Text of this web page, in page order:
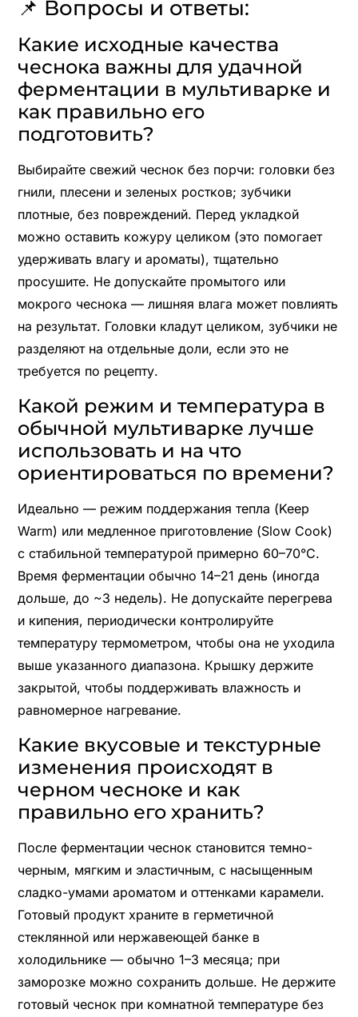
📌 Вопросы и ответы:
Какие исходные качества
чеснока важны для удачной
ферментации в мультиварке и
как правильно его
подготовить?
Выбирайте свежий чеснок без порчи: головки без
гнили, плесени и зеленых ростков; зубчики
плотные, без повреждений. Перед укладкой
можно оставить кожуру целиком (это помогает
удерживать влагу и ароматы), тщательно
просушите. Не допускайте промытого или
мокрого чеснока — лишняя влага может повлиять
на результат. Головки кладут целиком, зубчики не
разделяют на отдельные доли, если это не
требуется по рецепту.
Какой режим и температура в
обычной мультиварке лучше
использовать и на что
ориентироваться по времени?
Идеально — режим поддержания тепла (Keep
Warm) или медленное приготовление (Slow Cook)
с стабильной температурой примерно 60–70°C.
Время ферментации обычно 14–21 день (иногда
дольше, до ~3 недель). Не допускайте перегрева
и кипения, периодически контролируйте
температуру термометром, чтобы она не уходила
выше указанного диапазона. Крышку держите
закрытой, чтобы поддерживать влажность и
равномерное нагревание.
Какие вкусовые и текстурные
изменения происходят в
черном чесноке и как
правильно его хранить?
После ферментации чеснок становится темно-
черным, мягким и эластичным, с насыщенным
сладко-умами ароматом и оттенками карамели.
Готовый продукт храните в герметичной
стеклянной или нержавеющей банке в
холодильнике — обычно 1–3 месяца; при
заморозке можно сохранить дольше. Не держите
готовый чеснок при комнатной температуре без